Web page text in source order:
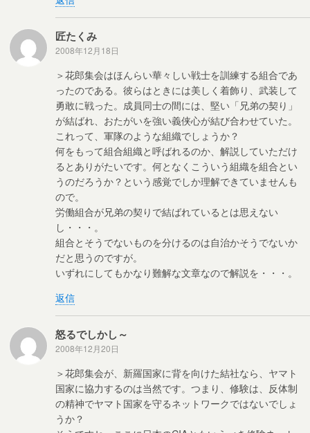
匠たくみ
2008年12月18日
＞花郎集会はほんらい華々しい戦士を訓練する組合であ
ったのである。彼らはときには美しく着飾り、武装して
勇敢に戦った。成員同士の間には、堅い「兄弟の契り」
が結ばれ、おたがいを強い義侠心が結び合わせていた。
これって、軍隊のような組織でしょうか？
何をもって組合組織と呼ばれるのか、解説していただけ
るとありがたいです。何となくこういう組織を組合とい
うのだろうか？という感覚でしか理解できていませんも
ので。
労働組合が兄弟の契りで結ばれているとは思えない
し・・・。
組合とそうでないものを分けるのは自治かそうでないか
だと思うのですが。
いずれにしてもかなり難解な文章なので解説を・・・。
返信
怒るでしかし～
2008年12月20日
＞花郎集会が、新羅国家に背を向けた結社なら、ヤマト
国家に協力するのは当然です。つまり、修験は、反体制
の精神でヤマト国家を守るネットワークではないでしょ
うか？